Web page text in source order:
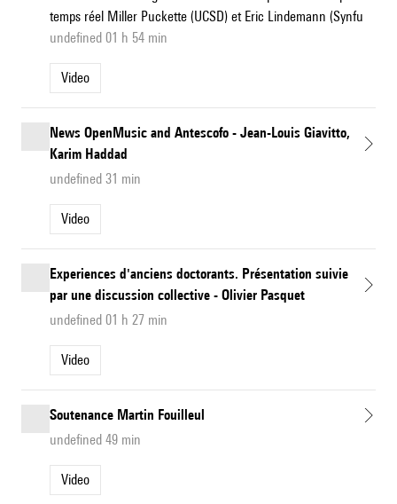
temps réel Miller Puckette (UCSD) et Eric Lindemann (Synfu
undefined 01 h 54 min
Video
News OpenMusic and Antescofo - Jean-Louis Giavitto,
Karim Haddad
undefined 31 min
Video
Experiences d'anciens doctorants. Présentation suivie
par une discussion collective - Olivier Pasquet
undefined 01 h 27 min
Video
Soutenance Martin Fouilleul
undefined 49 min
Video